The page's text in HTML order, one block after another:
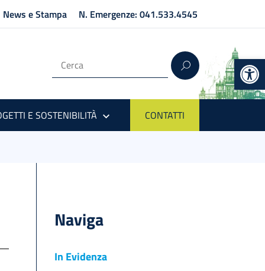
News e Stampa N. Emergenze: 041.533.4545
E SOSTENIBILITÀ CONTATTI
Naviga
In Evidenza